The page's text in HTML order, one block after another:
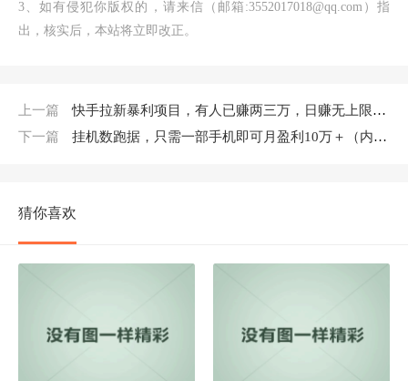
3、如有侵犯你版权的，请来信（邮箱:3552017018@qq.com）指
出，核实后，本站将立即改正。
上一篇
快手拉新暴利项目，有人已赚两三万，日赚无上限，再干一年没问题
下一篇
挂机数跑据，只需一部手机即可月盈利10万＋（内部玩法）价值4988元
猜你喜欢